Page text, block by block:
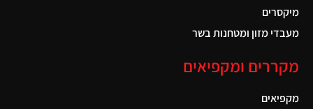
מיקסרים
מעבדי מזון ומטחנות בשר
מקררים ומקפיאים
מקפיאים